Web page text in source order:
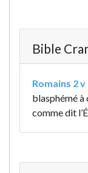
Bible
Romains 2 v
blasphémé à
comme dit